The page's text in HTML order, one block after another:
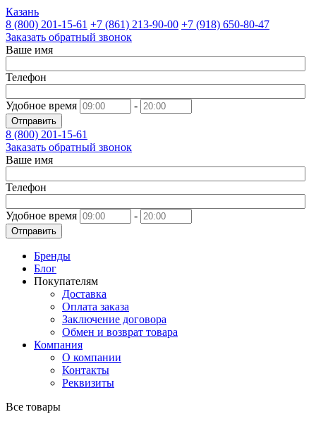
Казань
8 (800) 201-15-61 +7 (861) 213-90-00 +7 (918) 650-80-47
Заказать обратный звонок
Ваше имя
Телефон
Удобное время -
Отправить
8 (800) 201-15-61
Заказать обратный звонок
Ваше имя
Телефон
Удобное время -
Отправить
Бренды
Блог
Покупателям
Доставка
Оплата заказа
Заключение договора
Обмен и возврат товара
Компания
О компании
Контакты
Реквизиты
Все товары